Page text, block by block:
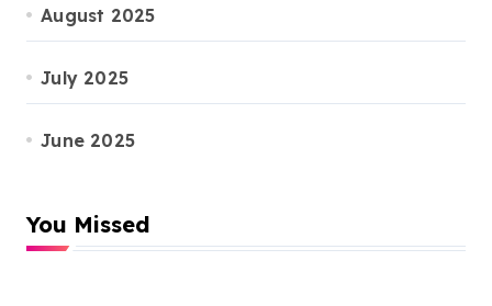
August 2025
July 2025
June 2025
You Missed